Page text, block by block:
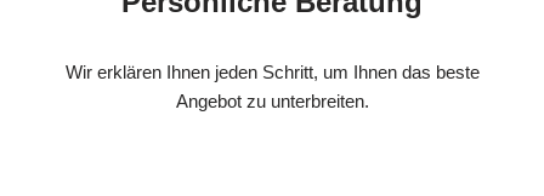
Wir erklären Ihnen jeden Schritt, um Ihnen das beste
Angebot zu unterbreiten.